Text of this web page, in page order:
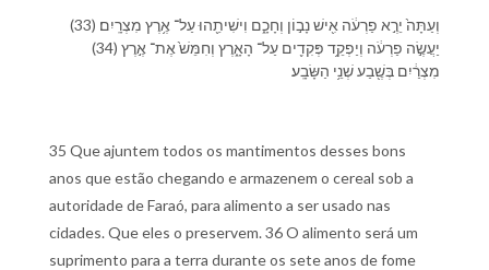
(33) וְ⁠עַתָּה֙ יֵרֶ֣א פַרְעֹ֔ה אִ֖ישׁ נָב֣וֹן וְ⁠חָכָ֑ם וִ⁠ישִׁיתֵ֖⁠הוּ עַל־ אֶ֥רֶץ מִצְרָֽיִם׃
(34) יַעֲשֶׂ֣ה פַרְעֹ֔ה וְ⁠יַפְקֵ֥ד פְּקִדִ֖ים עַל־ הָ⁠אָ֑רֶץ וְ⁠חִמֵּשׁ֙ אֶת־ אֶ֣רֶץ
מִצְרַ֔יִם בְּ⁠שֶׁ֖בַע שְׁנֵ֥י הַ⁠שָּׂבָֽע׃
35 Que ajuntem todos os mantimentos desses bons
anos que estão chegando e armazenem o cereal sob a
autoridade de Faraó, para alimento a ser usado nas
cidades. Que eles o preservem. 36 O alimento será um
suprimento para a terra durante os sete anos de fome